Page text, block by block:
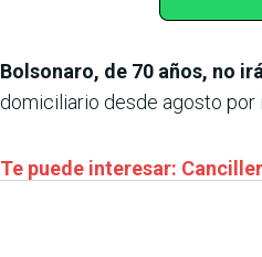
Bolsonaro, de 70 años, no
domiciliario desde agosto
Te puede interesar: